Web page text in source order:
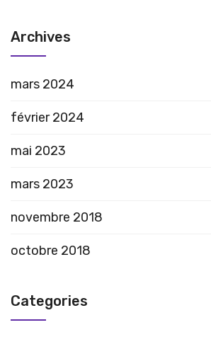
Archives
mars 2024
février 2024
mai 2023
mars 2023
novembre 2018
octobre 2018
Categories